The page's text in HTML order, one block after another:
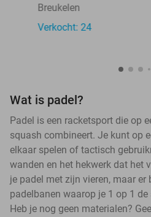
Breukelen
Verkocht: 24
Wat is padel?
Padel is een racketsport die op
squash combineert. Je kunt op
elkaar spelen of tactisch
wanden en het hekwerk dat het
je padel met zijn vieren, maar
padelbanen waarop je 1 op 1
Heb je nog geen materialen?